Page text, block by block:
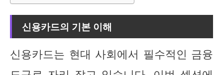
신용카드의 기본 이해
신용카드는 현대 사회에서 필수적인 금융